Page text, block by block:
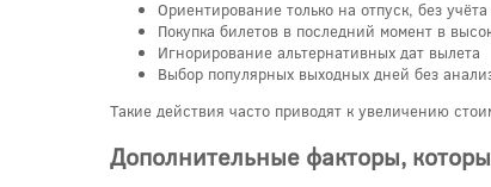
Ориентирование только на отпуск, без
Покупка билетов в последний момент в
Игнорирование альтернативных дат вылета
Выбор популярных выходных дней без
Такие действия часто приводят к увеличению
Дополнительные факторы,